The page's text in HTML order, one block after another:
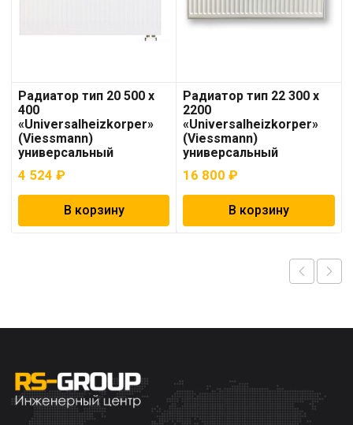
Радиатор тип 20 500 x
400
«Universalheizkorper»
(Viessmann)
универсальный
4 524 ₽
В корзину
Радиатор тип 22 300 x
2200
«Universalheizkorper»
(Viessmann)
универсальный
16 800₽
В корзину